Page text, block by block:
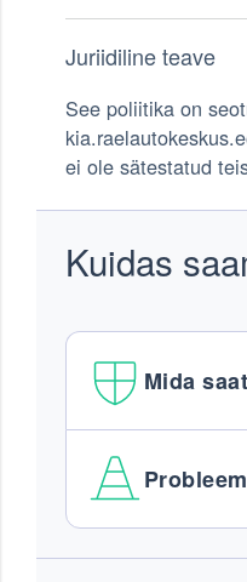
Juriidiline teave
See poliitika on
ei ole sätestatud
Kuidas
Mida